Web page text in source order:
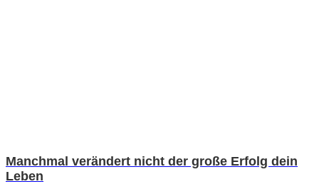
Manchmal verändert nicht der große Erfolg dein
Leben